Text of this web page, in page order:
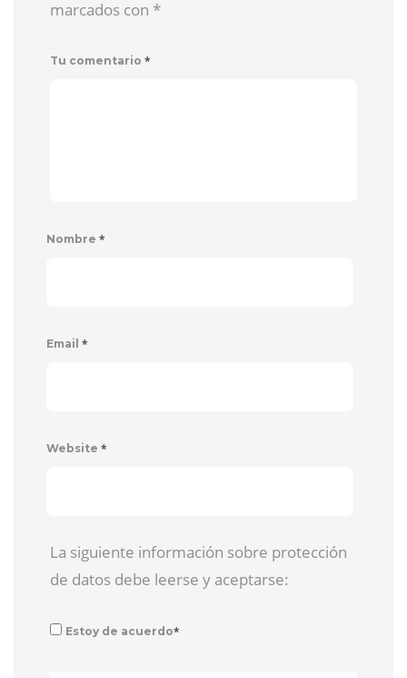
marcados con *
Tu comentario *
Nombre *
Email *
Website *
La siguiente información sobre protección
de datos debe leerse y aceptarse:
Estoy de acuerdo*